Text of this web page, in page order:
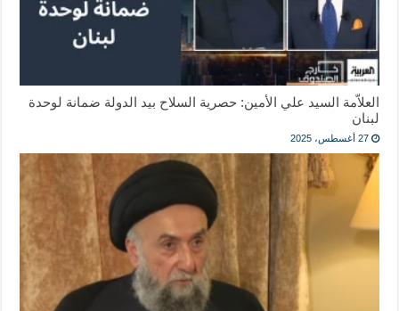
العلاّمة السيد علي الأمين: حصرية السلاح بيد الدولة ضمانة لوحدة
لبنان
27 أغسطس، 2025